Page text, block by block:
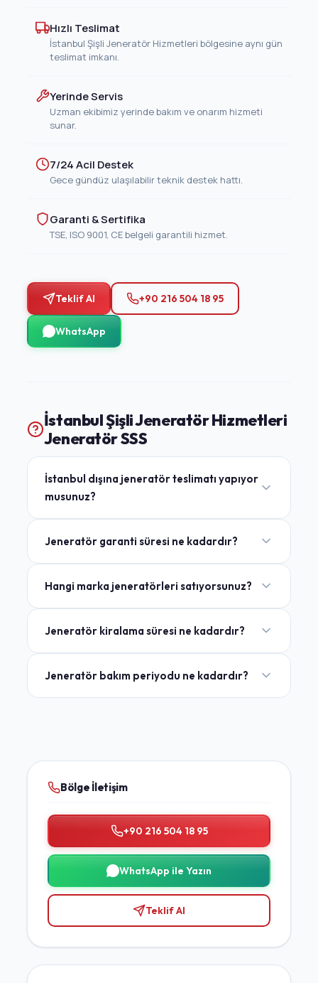
Hızlı Teslimat
İstanbul Şişli Jeneratör Hizmetleri bölgesine aynı gün
teslimat imkanı.
Yerinde Servis
Uzman ekibimiz yerinde bakım ve onarım hizmeti
sunar.
7/24 Acil Destek
Gece gündüz ulaşılabilir teknik destek hattı.
Garanti & Sertifika
TSE, ISO 9001, CE belgeli garantili hizmet.
Teklif Al +90 216 504 18 95
WhatsApp
İstanbul Şişli Jeneratör Hizmetleri
Jeneratör SSS
İstanbul dışına jeneratör teslimatı yapıyor
musunuz?
Jeneratör garanti süresi ne kadardır?
Hangi marka jeneratörleri satıyorsunuz?
Jeneratör kiralama süresi ne kadardır?
Jeneratör bakım periyodu ne kadardır?
Bölge İletişim
+90 216 504 18 95
WhatsApp ile Yazın
Teklif Al